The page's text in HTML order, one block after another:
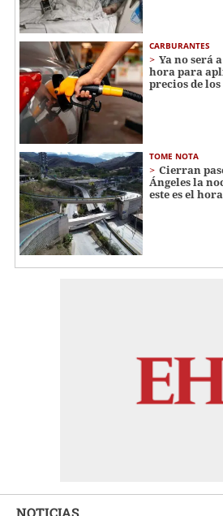
CARBURANTES
Ya no será
hora para
precios de
TOME NOTA
Cierran
Ángeles la
este es el
NOTICIAS